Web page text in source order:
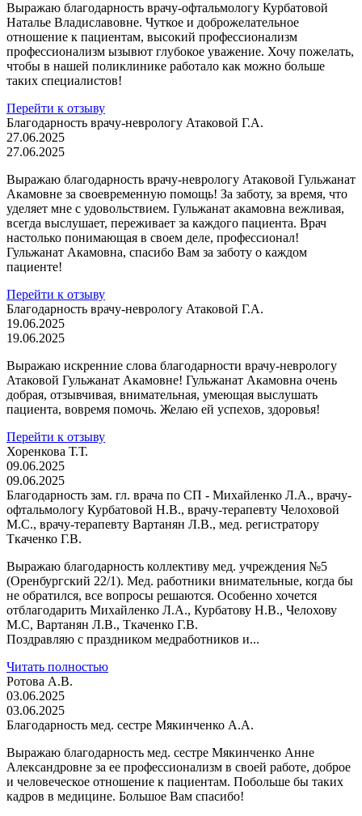
Выражаю благодарность врачу-офтальмологу Курбатовой
Наталье Владиславовне. Чуткое и доброжелательное
отношение к пациентам, высокий профессионализм
профессионализм ызывют глубокое уважение. Хочу пожелать,
чтобы в нашей поликлинике работало как можно больше
таких специалистов!
Перейти к отзыву
Благодарность врачу-неврологу Атаковой Г.А.
27.06.2025
27.06.2025
Выражаю благодарность врачу-неврологу Атаковой Гульжанат
Акамовне за своевременную помощь! За заботу, за время, что
уделяет мне с удовольствием. Гульжанат акамовна вежливая,
всегда выслушает, переживает за каждого пациента. Врач
настолько понимающая в своем деле, профессионал!
Гульжанат Акамовна, спасибо Вам за заботу о каждом
пациенте!
Перейти к отзыву
Благодарность врачу-неврологу Атаковой Г.А.
19.06.2025
19.06.2025
Выражаю искренние слова благодарности врачу-неврологу
Атаковой Гульжанат Акамовне! Гульжанат Акамовна очень
добрая, отзывчивая, внимательная, умеющая выслушать
пациента, вовремя помочь. Желаю ей успехов, здоровья!
Перейти к отзыву
Хоренкова Т.Т.
09.06.2025
09.06.2025
Благодарность зам. гл. врача по СП - Михайленко Л.А., врачу-
офтальмологу Курбатовой Н.В., врачу-терапевту Челоховой
М.С., врачу-терапевту Вартанян Л.В., мед. регистратору
Ткаченко Г.В.
Выражаю благодарность коллективу мед. учреждения №5
(Оренбургский 22/1). Мед. работники внимательные, когда бы
не обратился, все вопросы решаются. Особенно хочется
отблагодарить Михайленко Л.А., Курбатову Н.В., Челохову
М.С, Вартанян Л.В., Ткаченко Г.В.
Поздравляю с праздником медработников и...
Читать полностью
Ротова А.В.
03.06.2025
03.06.2025
Благодарность мед. сестре Мякинченко А.А.
Выражаю благодарность мед. сестре Мякинченко Анне
Александровне за ее профессионализм в своей работе, доброе
и человеческое отношение к пациентам. Побольше бы таких
кадров в медицине. Большое Вам спасибо!